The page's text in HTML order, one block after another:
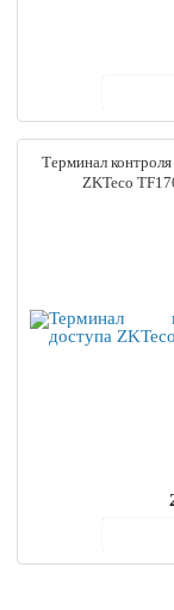
Терминал
ZKTeco